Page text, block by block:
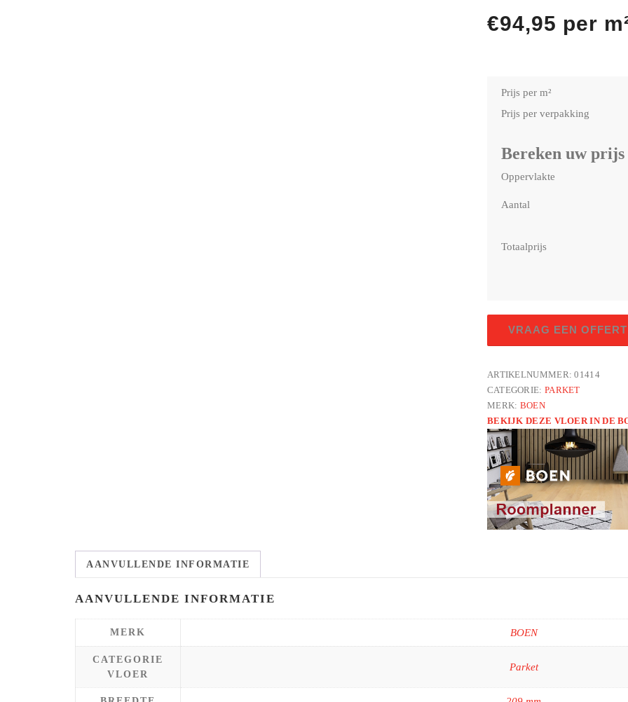
€94,95 per
Prijs per m²
Prijs per verpakking
Bereken uw prijs
Oppervlakte
Aantal
Totaalprijs
LN
geborsteld
aantal
VRAAG EEN
ARTIKELNUMMER:01414
CATEGORIE: PARKET
MERK: BOEN
BEKIJK DEZE VLOER IN DE
AANVULLENDE INFORMATIE
AANVULLENDE INFORMATIE
MERK BOEN
CATEGORIE
VLOER
Parket